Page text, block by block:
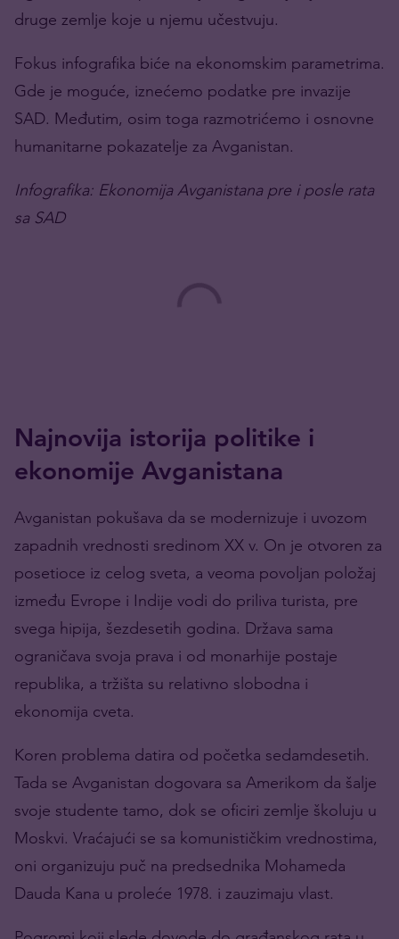
druge zemlje koje u njemu učestvuju.
Fokus infografika biće na ekonomskim parametrima.
Gde je moguće, iznećemo podatke pre invazije
SAD. Međutim, osim toga razmotrićemo i osnovne
humanitarne pokazatelje za Avganistan.
Infografika: Ekonomija Avganistana pre i posle rata
sa SAD
Najnovija istorija politike i
ekonomije Avganistana
Avganistan pokušava da se modernizuje i uvozom
zapadnih vrednosti sredinom XX v. On je otvoren za
posetioce iz celog sveta, a veoma povoljan položaj
između Evrope i Indije vodi do priliva turista, pre
svega hipija, šezdesetih godina. Država sama
ograničava svoja prava i od monarhije postaje
republika, a tržišta su relativno slobodna i
ekonomija cveta.
Koren problema datira od početka sedamdesetih.
Tada se Avganistan dogovara sa Amerikom da šalje
svoje studente tamo, dok se oficiri zemlje školuju u
Moskvi. Vraćajući se sa komunističkim vrednostima,
oni organizuju puč na predsednika Mohameda
Dauda Kana u proleće 1978. i zauzimaju vlast.